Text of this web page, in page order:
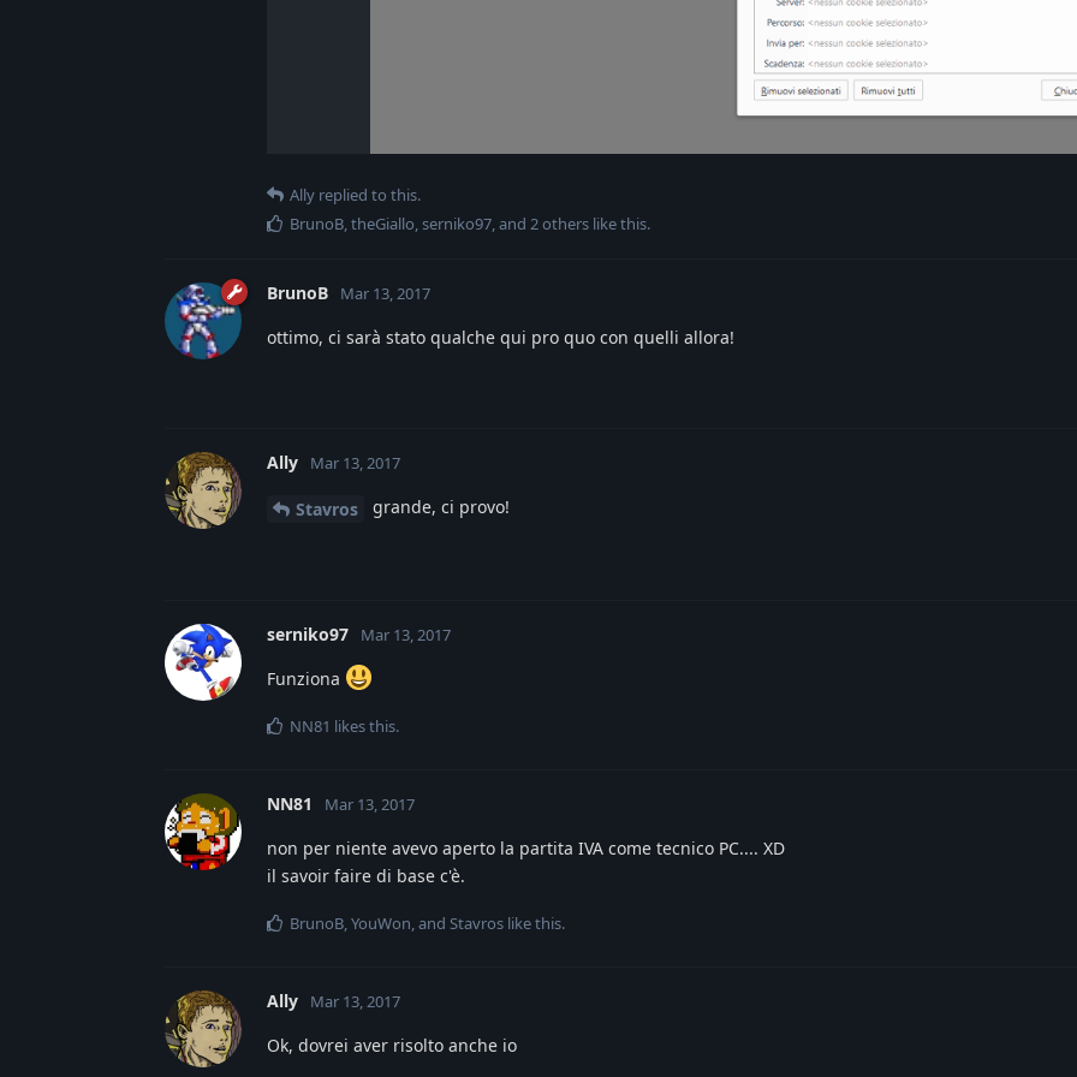
Ally replied to this.
BrunoB,theGiallo,serniko97, and 2others like this.
BrunoB Mar 13, 2017
ottimo, ci sarà stato qualche qui pro quo con quelli allora!
Ally Mar 13, 2017
Stavros grande, ci provo!
serniko97 Mar 13, 2017
Funziona
NN81 likes this.
NN81 Mar 13, 2017
non per niente avevo aperto la partita IVA come tecnico PC.... XD
il savoir faire di base c'è.
BrunoB,YouWon, and Stavros like this.
Ally Mar 13, 2017
Ok, dovrei aver risolto anche io